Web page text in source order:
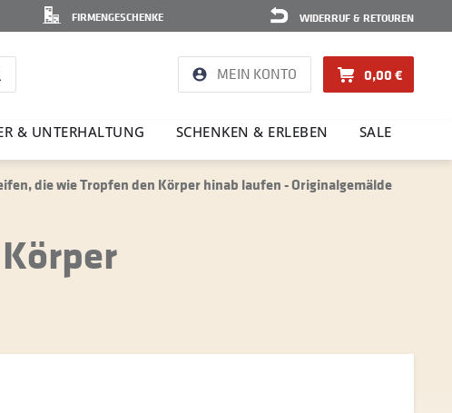
WIDERRUF & RETOUREN
FIRMENGESCHENKE
MEIN KONTO 0,00 €
& UNTER­HAL­TUNG SCHENKEN & ERLEBEN SALE
die wie Tropfen den Körper hinab laufen - Originalgemälde